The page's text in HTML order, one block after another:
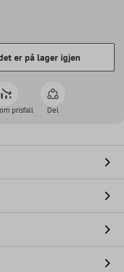
er på lager igjen
prisfall Del